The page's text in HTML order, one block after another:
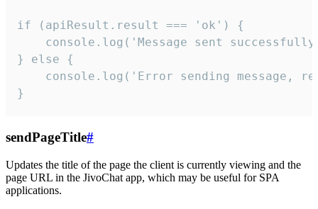
if (apiResult.result === 'ok') {
console.log('Message sent
} else {
console.log('Error sending message,
}
sendPageTitle#
Updates the title of the page the client is currently viewing and the
page URL in the JivoChat app, which may be useful for SPA
applications.